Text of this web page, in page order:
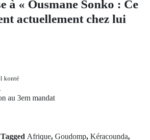
à « Ousmane Sonko : Ce
actuellement chez lui
konté
au 3em mandat
Tagged Afrique, Goudomp, Kéracounda,